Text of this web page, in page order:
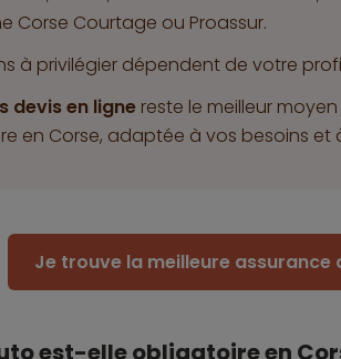
Corse Courtage ou Proassur.
à privilégier dépendent de votre
devis en lignereste le meilleur
en Corse, adaptée à vos besoins et
Je trouve la meilleure assurance
est-elle obligatoire en